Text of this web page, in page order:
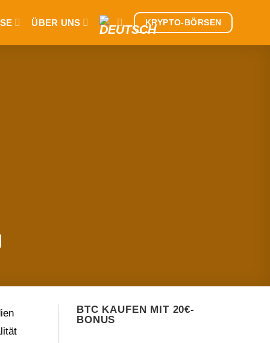
ÜBER UNS KRYPTO-BÖRSEN
BTC KAUFEN MIT 20€-
BONUS